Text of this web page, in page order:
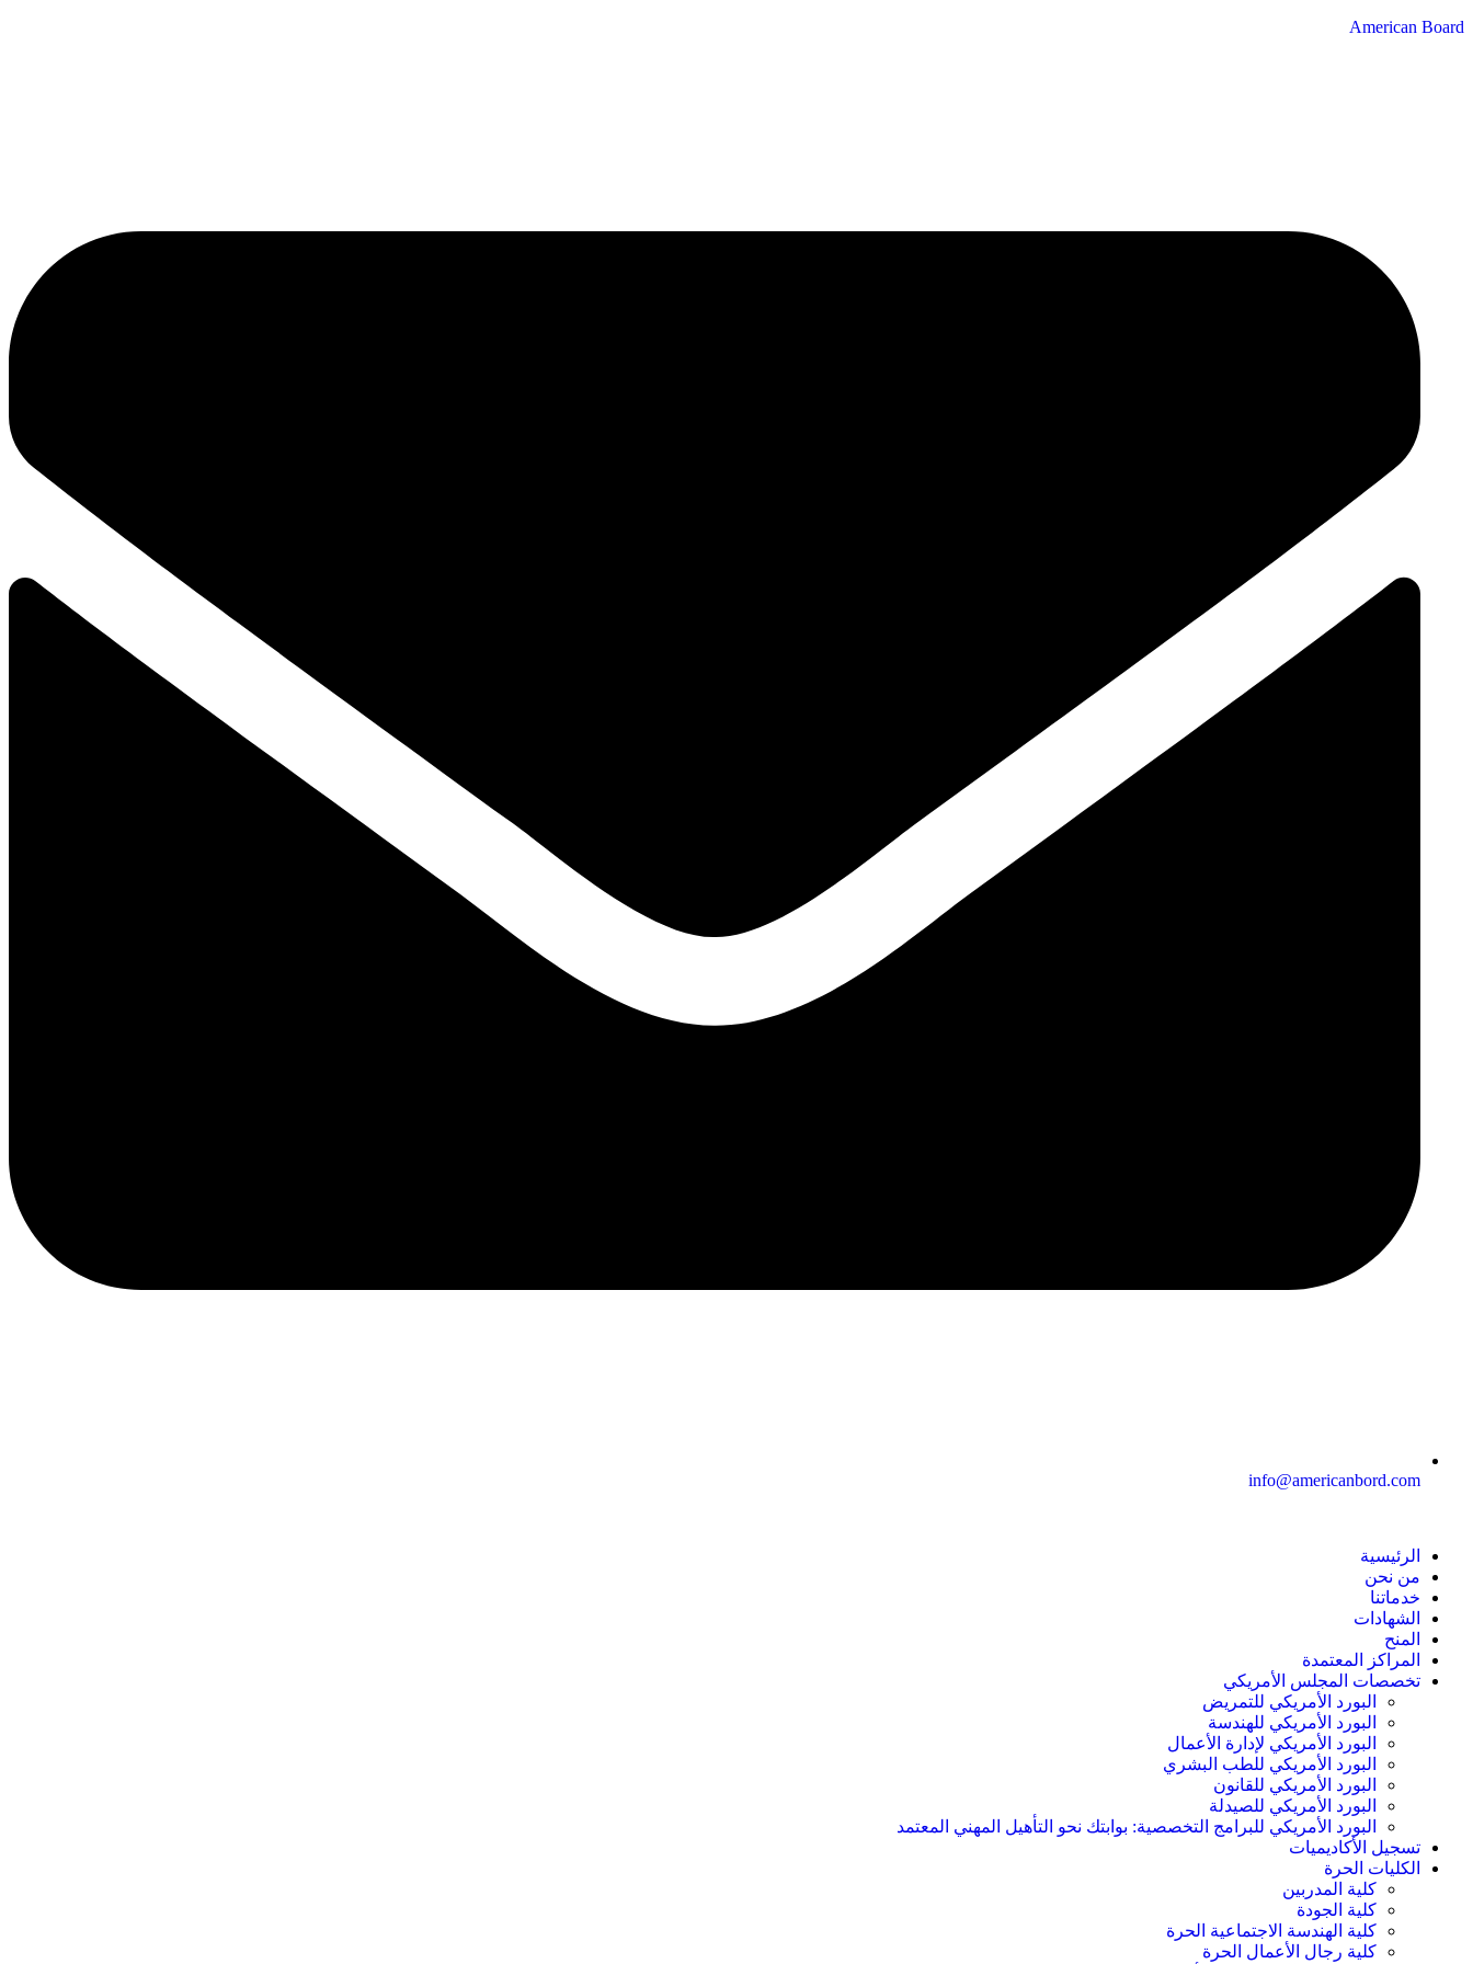
American Board
info@americanbord.com
الرئيسية
من نحن
خدماتنا
الشهادات
المنح
المراكز المعتمدة
تخصصات المجلس الأمريكي
البورد الأمريكي للتمريض
البورد الأمريكي للهندسة
البورد الأمريكي لإدارة الأعمال
البورد الأمريكي للطب البشري
البورد الأمريكي للقانون
البورد الأمريكي للصيدلة
البورد الأمريكي للبرامج التخصصية: بوابتك نحو التأهيل المهني المعتمد
تسجيل الأكاديميات
الكليات الحرة
كلية المدربين
كلية الجودة
كلية الهندسة الاجتماعية الحرة
كلية رجال الأعمال الحرة